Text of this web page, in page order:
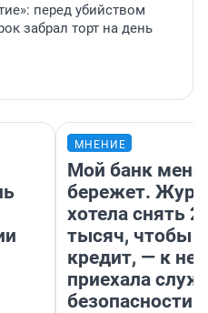
перед убийством
забрал торт на день
МНЕНИЕ
Мой банк меня
бережет.
хотела снять
тысяч, чтобы
кредит, — к
приехала
безопасности